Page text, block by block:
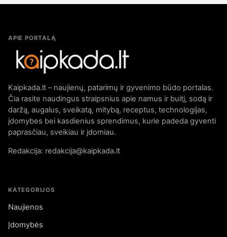
APIE PORTALĄ
Kaipkada.lt – naujienų, patarimų ir gyvenimo būdo portalas.
Čia rasite naudingus straipsnius apie namus ir buitį, sodą ir
daržą, augalus, sveikatą, mitybą, receptus, technologijas,
įdomybes bei kasdienius sprendimus, kurie padeda gyventi
paprasčiau, sveikiau ir įdomiau.
Redakcija: redakcija@kaipkada.lt
KATEGORIJOS
Naujienos
Įdomybės